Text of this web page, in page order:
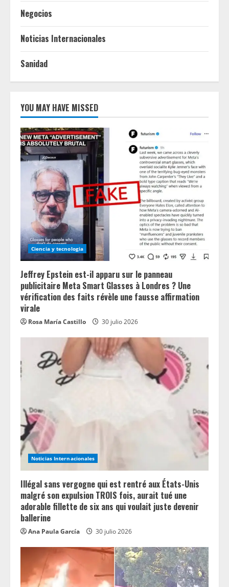
Negocios
Noticias Internacionales
Sanidad
YOU MAY HAVE MISSED
Ciencia y tecnologia
Jeffrey Epstein est-il apparu sur le panneau
publicitaire Meta Smart Glasses à Londres ? Une
vérification des faits révèle une fausse affirmation
virale
Rosa María Castillo 30 julio 2026
Noticias Internacionales
Illégal sans vergogne qui est rentré aux États-Unis
malgré son expulsion TROIS fois, aurait tué une
adorable fillette de six ans qui voulait juste devenir
ballerine
Ana Paula García 30 julio 2026